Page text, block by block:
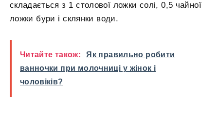
складається з 1 столової ложки солі, 0,5 чайної
ложки бури і склянки води.
Читайте також:
Як правильно робити
ванночки при молочниці у жінок і
чоловіків?